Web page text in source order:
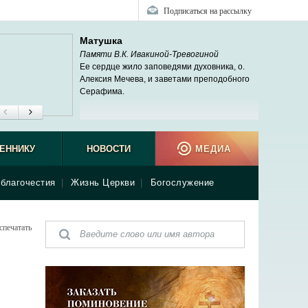
Подписаться на рассылку
Матушка
Памяти В.К. Ивакиной-Тревогиной
Ее сердце жило заповедями духовника, о.
Алексия Мечева, и заветами преподобного
Серафима.
Жизнь Церкви Богослужение
НОВОСТИ МЕДИА